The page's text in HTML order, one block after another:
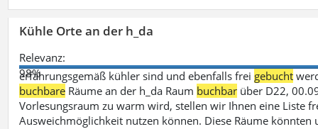
Kühle Orte an der h_da
Relevanz:
98%
erfahrungsgemäß kühler sind und ebenfalls frei gebucht
buchbare Räume an der h_da Raum buchbar über D22,
Vorlesungsraum zu warm wird, stellen wir Ihnen eine Liste
Ausweichmöglichkeit nutzen können. Diese Räume könnten